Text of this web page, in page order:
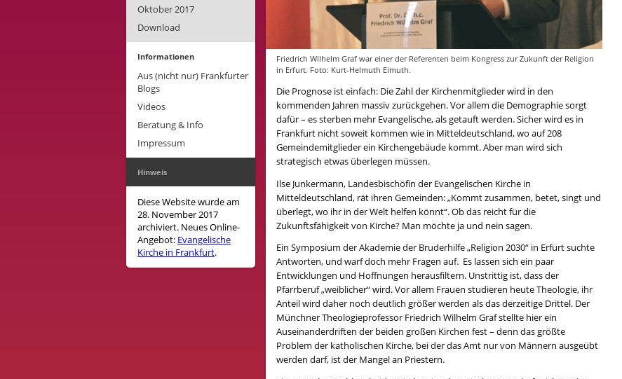
Oktober 2017
Download
Informationen
Aus (nicht nur) Frankfurter
Blogs
Videos
Beratung & Info
Impressum
Hinweis
Diese Website wurde am
28. November 2017
archiviert. Neues Online-
Angebot: Evangelische
Kirche in Frankfurt.
Friedrich Wilhelm Graf war einer der Referenten beim Kongress zur Zukunft der Religion
in Erfurt. Foto: Kurt-Helmuth Eimuth.
Die Prognose ist einfach: Die Zahl der Kirchenmitglieder wird in den
kommenden Jahren massiv zurückgehen. Vor allem die Demographie sorgt
dafür – es sterben mehr Evangelische, als getauft werden. Sicher wird es in
Frankfurt nicht soweit kommen wie in Mitteldeutschland, wo auf 208
Gemeindemitglieder ein Kirchengebäude kommt. Aber man wird sich
strategisch etwas überlegen müssen.
Ilse Junkermann, Landesbischöfin der Evangelischen Kirche in
Mitteldeutschland, rät ihren Gemeinden: „Kommt zusammen, betet, singt und
überlegt, wo ihr in der Welt helfen könnt“. Ob das reicht für die
Zukunftsfähigkeit von Kirche? Man möchte ja und nein sagen.
Ein Symposium der Akademie der Bruderhilfe „Religion 2030“ in Erfurt suchte
Antworten, und warf doch mehr Fragen auf. Es lassen sich ein paar
Entwicklungen und Hoffnungen herausfiltern. Unstrittig ist, dass der
Pfarrberuf „weiblicher“ wird. Vor allem Frauen studieren heute Theologie, ihr
Anteil wird daher noch deutlich größer werden als das derzeitige Drittel. Der
Münchner Theologieprofessor Friedrich Wilhelm Graf stellte hier ein
Auseinanderdriften der beiden großen Kirchen fest – denn das größte
Problem der katholischen Kirche, bei der das Amt nur von Männern ausgeübt
werden darf, ist der Mangel an Priestern.